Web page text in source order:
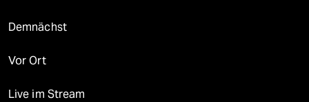
Demnächst
Vor Ort
Live im Stream